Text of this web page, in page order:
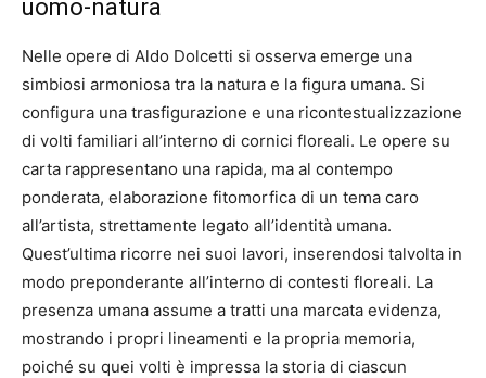
uomo-natura
Nelle opere di Aldo Dolcetti si osserva emerge una
simbiosi armoniosa tra la natura e la figura umana. Si
configura una trasfigurazione e una ricontestualizzazione
di volti familiari all’interno di cornici floreali. Le opere su
carta rappresentano una rapida, ma al contempo
ponderata, elaborazione fitomorfica di un tema caro
all’artista, strettamente legato all’identità umana.
Quest’ultima ricorre nei suoi lavori, inserendosi talvolta in
modo preponderante all’interno di contesti floreali. La
presenza umana assume a tratti una marcata evidenza,
mostrando i propri lineamenti e la propria memoria,
poiché su quei volti è impressa la storia di ciascun